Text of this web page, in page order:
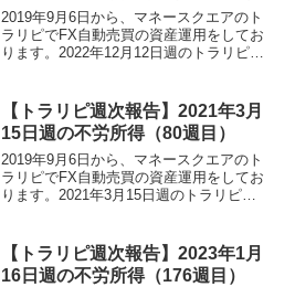
2019年9月6日から、マネースクエアのト
ラリピでFX自動売買の資産運用をしてお
ります。2022年12月12日週のトラリピに
は、268,340円でございました。ト...
【トラリピ週次報告】2021年3月
15日週の不労所得（80週目）
2019年9月6日から、マネースクエアのト
ラリピでFX自動売買の資産運用をしてお
ります。2021年3月15日週のトラリピに
損益：2,015,901円・評価損益：...
【トラリピ週次報告】2023年1月
16日週の不労所得（176週目）